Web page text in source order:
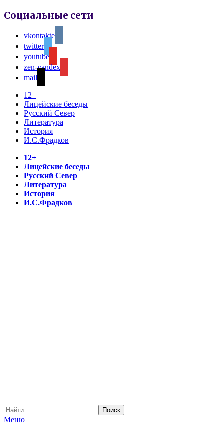
Социальные сети
vkontakte
twitter
youtube
zen-yandex
mail
12+
Лицейские беседы
Русский Север
Литература
История
И.С.Фрадков
12+
Лицейские беседы
Русский Север
Литература
История
И.С.Фрадков
Меню